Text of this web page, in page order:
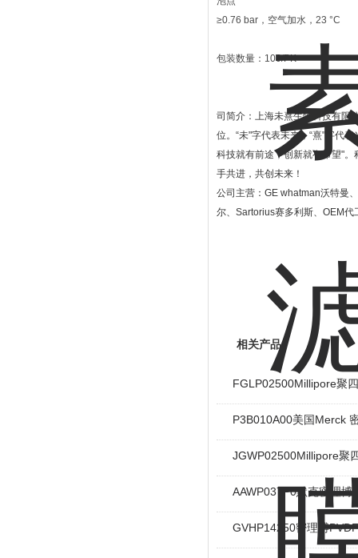
≥0.76 bar，空气加水，23 °C
包装数量：100/PK
司简介：上海未熹生物科技有限
位。 “未"字代表未来，“熹" 字代
科技就有前途，创新就有希望"。
手共进，共创未来！
公司主营： GE whatman沃特曼、
尔、 Sartorius赛多利斯、 OEM代
相关产品
FGLP02500Millipore聚
P3B010A00美国Merck
JGWP02500Millipore聚
AAWP037P0默克密理博
GVHP14250密理博